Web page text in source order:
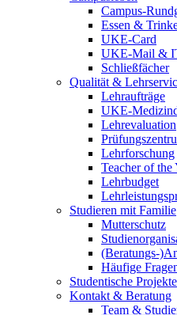
Campus-
Essen &
UKE-Card
UKE-Mail &
Schließfächer
Qualität &
Lehraufträge
UKE-
Lehrevaluation
Lehrforschung
Teacher of the
Lehrbudget
Studieren mit Familie
Mutterschutz
(Beratungs-
Häufige
Studentische Projekte
Kontakt & Beratung
Team &